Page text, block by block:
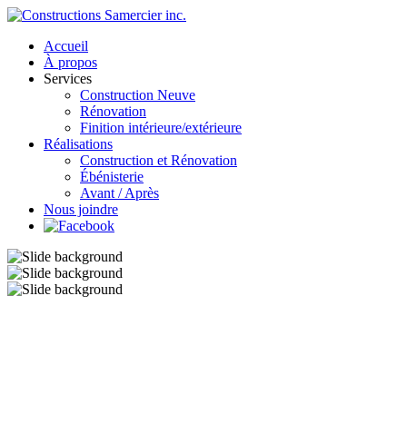
Accueil
À propos
Services
Construction Neuve
Rénovation
Finition intérieure/extérieure
Réalisations
Construction et Rénovation
Ébénisterie
Avant / Après
Nous joindre